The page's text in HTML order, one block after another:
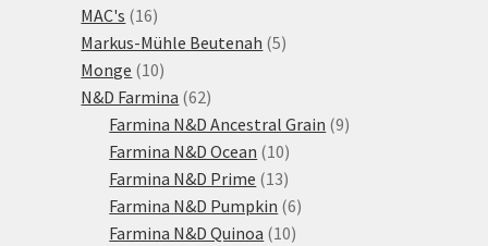
MAC's 1616
produktů
Markus-Mühle Beutenah 55
Monge 1010
produktů
N&D Farmina 6262
produktů
Farmina N&D Ancestral Grain 99
Farmina N&D Ocean 1010
produktů
Farmina N&D Prime 1313
produktů
Farmina N&D Pumpkin 66
Farmina N&D Quinoa 1010